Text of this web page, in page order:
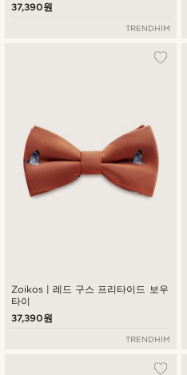
37,390원
TRENDHIM
Zoikos | 레드 구스 프리타이드 보우
타이
37,390원
TRENDHIM